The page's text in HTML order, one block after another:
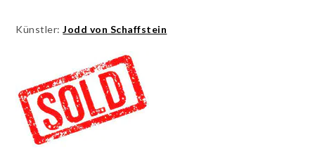
Künstler:Jodd von Schaffstein